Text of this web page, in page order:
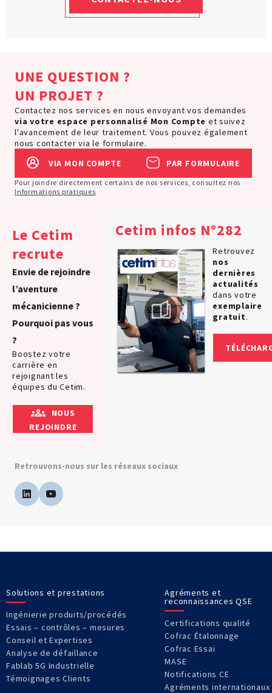
UNE QUESTION ?
UN PROJET ?
Contactez nos services en nous envoyant vos demandes
via votre espace personnalisé Mon Compte et suivez
l'avancement de leur traitement. Vous pouvez également
nous contacter via le formulaire.
VIA MON COMPTE
PAR FORMULAIRE
Pour joindre directement certains de nos services, consultez nos
Informations pratiques
Cetim infos N°282
Retrouvez
nos
dernières
actualités
dans votre
exemplaire
gratuit.
Le Cetim
recrute
Envie de rejoindre
l’aventure
mécanicienne ?
Pourquoi pas vous
?
Boostez votre
carrière en
rejoignant les
équipes du Cetim.
NOUS
REJOINDRE
Retrouvons-nous sur les réseaux sociaux
Solutions et prestations
Ingénierie produits/procédés
Essais – contrôles – mesures
Conseil et Expertises
Analyse de défaillance
Fablab 5G Industrielle
Témoignages Clients
Agréments et
reconnaissances QSE
Certifications qualité
Cofrac Étalonnage
Cofrac Essai
MASE
Notifications CE
Agréments internationaux